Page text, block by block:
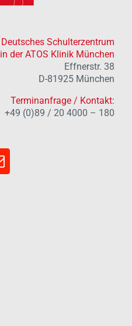
Deutsches Schulterzentrum
in der ATOS Klinik München
Effnerstr. 38
D-81925 München
Terminanfrage / Kontakt:
+49 (0)89 / 20 4000 – 180